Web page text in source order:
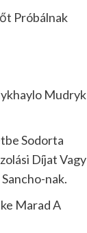
Próbálnak
Mudryk
Sodorta
Díjat Vagy
nak.
Marad A